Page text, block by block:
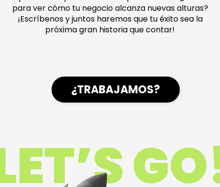
para ver cómo tu negocio alcanza nuevas alturas?
¡Escríbenos y juntos haremos que tu éxito sea la
próxima gran historia que contar!
¿TRABAJAMOS?